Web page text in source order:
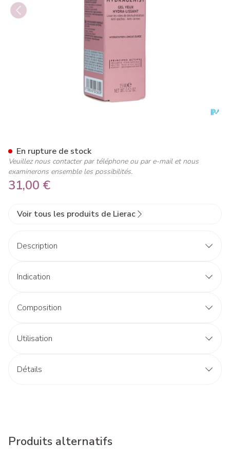
31,00 €
En rupture de stock
Veuillez nous contacter par téléphone ou par e-mail et nous
examinerons ensemble les possibilités.
Voir tous les produits de Lierac
Description
Indication
Composition
Utilisation
Détails
Produits alternatifs